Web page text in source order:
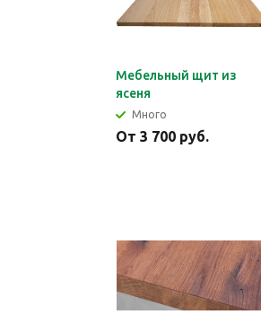
Мебельный щит из
ясеня
Много
От 3 700 руб.